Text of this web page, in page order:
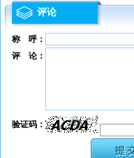
评论
称 呼：
评 论：
验证码：